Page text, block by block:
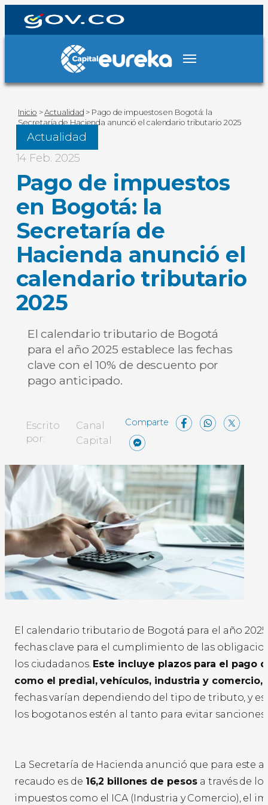
Inicio >Actualidad > Pago de impuestos en Bogotá: la
Secretaría de Hacienda anunció el calendario tributario 2025
Actualidad
14 Feb. 2025
Pago de impuestos
en Bogotá: la
Secretaría de
Hacienda anunció el
calendario tributario
2025
El calendario tributario de Bogotá
para el año 2025 establece las fechas
clave con el 10% de descuento por
pago anticipado.
Escrito
por:
Canal
Capital
El calendario tributario de Bogotá para el año
fechas clave para el cumplimiento de las
los ciudadanos. Este incluye plazos para el pago
como el predial, vehículos, industria y comercio,
fechas varían dependiendo del tipo de tributo, y
los bogotanos estén al tanto para evitar sanciones
La Secretaría de Hacienda anunció que para este
recaudo es de 16,2 billones de pesos a través de
impuestos como el ICA (Industria y Comercio), el